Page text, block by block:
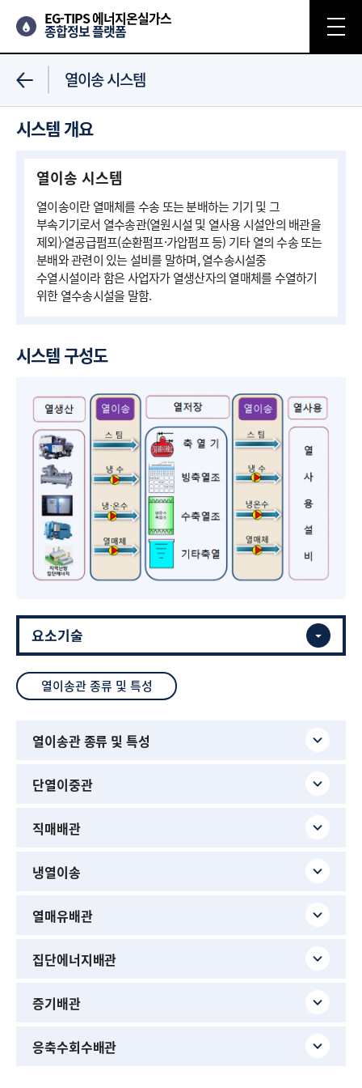
EG-TIPS 에너지온실가스
종합정보 플랫폼
열이송 시스템
시스템 개요
열이송 시스템
열이송이란 열매체를 수송 또는 분배하는 기기 및 그
부속기기로서 열수송관(열원시설 및 열사용 시설안의 배관을
제외)·열공급펌프(순환펌프·가압펌프 등) 기타 열의 수송 또는
분배와 관련이 있는 설비를 말하며, 열수송시설중
수열시설이라 함은 사업자가 열생산자의 열매체를 수열하기
위한 열수송시설을 말함.
시스템 구성도
열이송관 종류 및 특성
열이송관 종류 및 특성
단열이중관
직매배관
냉열이송
열매유배관
집단에너지배관
증기배관
응축수회수배관